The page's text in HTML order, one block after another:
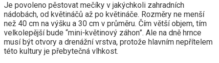
Je povoleno pěstovat mečíky v jakýchkoli zahradních
nádobách, od květináčů až po květináče. Rozměry ne menší
než 40 cm na výšku a 30 cm v průměru. Čím větší objem, tím
velkolepější bude “mini-květinový záhon”. Ale na dně hrnce
musí být otvory a drenážní vrstva, protože hlavním nepřítelem
této kultury je přebytečná vlhkost.